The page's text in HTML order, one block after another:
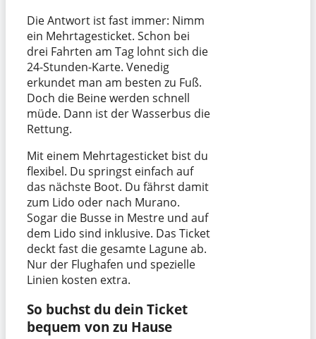
Die Antwort ist fast immer: Nimm
ein Mehrtagesticket. Schon bei
drei Fahrten am Tag lohnt sich die
24-Stunden-Karte. Venedig
erkundet man am besten zu Fuß.
Doch die Beine werden schnell
müde. Dann ist der Wasserbus die
Rettung.
Mit einem Mehrtagesticket bist du
flexibel. Du springst einfach auf
das nächste Boot. Du fährst damit
zum Lido oder nach Murano.
Sogar die Busse in Mestre und auf
dem Lido sind inklusive. Das Ticket
deckt fast die gesamte Lagune ab.
Nur der Flughafen und spezielle
Linien kosten extra.
So buchst du dein Ticket
bequem von zu Hause